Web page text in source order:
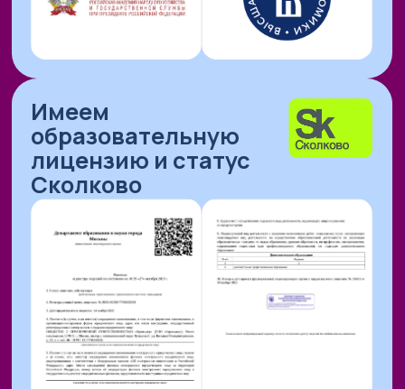
ПУБЛИКУЕМСЯ В